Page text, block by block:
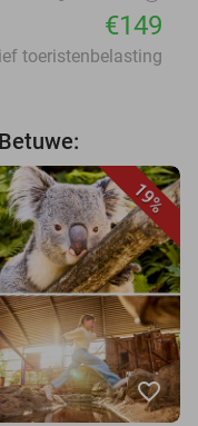
€149
toeristenbelasting
19%
favorite_border